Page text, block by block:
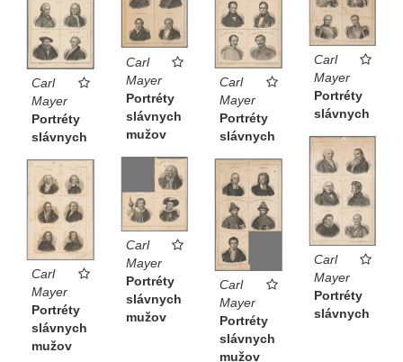
Carl
Mayer
Portréty
slávnych
Carl
Mayer
Portréty
slávnych
mužov
Carl
Mayer
Portréty
slávnych
Carl
Mayer
Portréty
slávnych
Carl
Mayer
Portréty
slávnych
Carl
Mayer
Portréty
slávnych
mužov
Carl
Mayer
Portréty
slávnych
mužov
Carl
Mayer
Portréty
slávnych
mužov